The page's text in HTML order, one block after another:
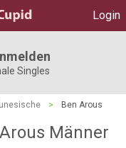
Login
Singles
> Ben Arous
Männer